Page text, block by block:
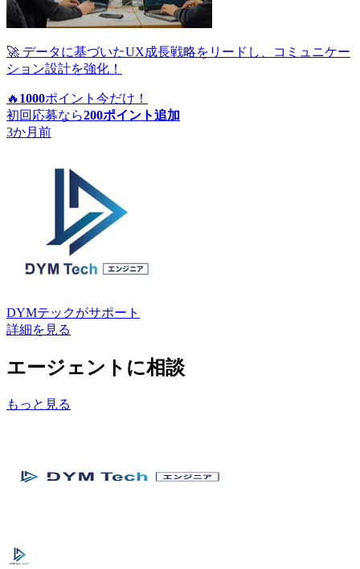
🚀 データに基づいたUX成長戦略をリードし、コミュニケー
ション設計を強化！
🔥 1000ポイント 今だけ！
初回応募なら200ポイント追加
3か月前
DYMテックがサポート
詳細を見る
エージェントに相談
もっと見る